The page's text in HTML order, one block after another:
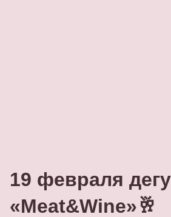
19 февраля
«Meat&Wine»🥂